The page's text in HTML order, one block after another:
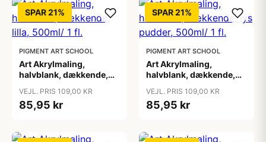
SPAR 21%
PIGMENT ART SCHOOL
Art Akrylmaling,
halvblank, dækkende,
VEJL. PRIS 109,00 KR
85,95 kr
SPAR 21%
PIGMENT ART SCHOOL
Art Akrylmaling,
halvblank, dækkende,
VEJL. PRIS 109,00 KR
85,95 kr